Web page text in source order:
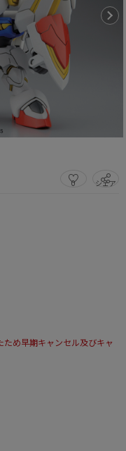
0 シェア
め早期キャンセル及びキャ